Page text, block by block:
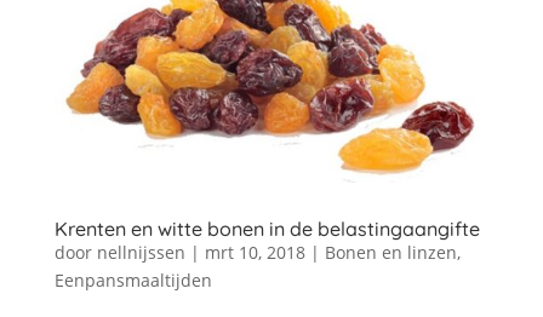
Krenten en witte bonen in de belastingaangifte
door nellnijssen | mrt 10, 2018| Bonen en linzen,
Eenpansmaaltijden